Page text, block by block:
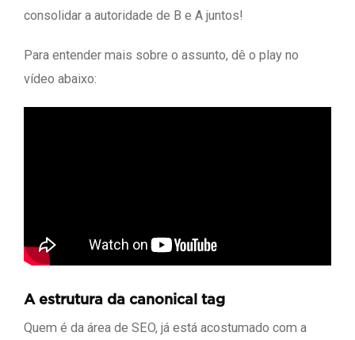
consolidar a autoridade de B e A juntos!
Para entender mais sobre o assunto, dê o play no
vídeo abaixo:
A estrutura da canonical tag
Quem é da área de SEO, já está acostumado com a